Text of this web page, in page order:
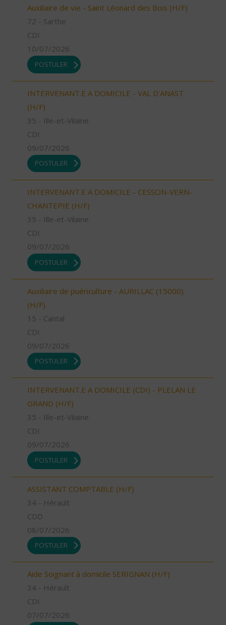
Auxiliaire de vie - Saint Léonard des Bois (H/F)
72 - Sarthe
CDI
10/07/2026
POSTULER
INTERVENANT.E A DOMICILE - VAL D'ANAST
(H/F)
35 - Ille-et-Vilaine
CDI
09/07/2026
POSTULER
INTERVENANT.E A DOMICILE - CESSON-VERN-
CHANTEPIE (H/F)
35 - Ille-et-Vilaine
CDI
09/07/2026
POSTULER
Auxiliaire de puériculture - AURILLAC (15000)
(H/F)
15 - Cantal
CDI
09/07/2026
POSTULER
INTERVENANT.E A DOMICILE (CDI) - PLELAN LE
GRAND (H/F)
35 - Ille-et-Vilaine
CDI
09/07/2026
POSTULER
ASSISTANT COMPTABLE (H/F)
34 - Hérault
CDD
08/07/2026
POSTULER
Aide Soignant à domicile SERIGNAN (H/F)
34 - Hérault
CDI
07/07/2026